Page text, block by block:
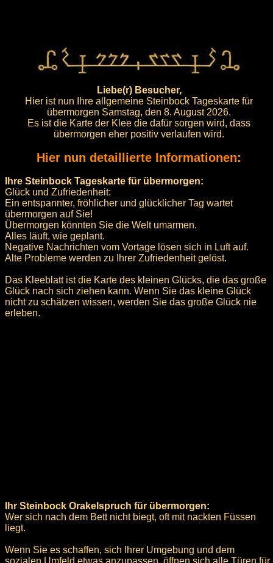
Liebe(r) Besucher,
Hier ist nun Ihre allgemeine Steinbock Tageskarte für
übermorgen Samstag, den 8. August 2026.
Es ist die Karte der Klee die dafür sorgen wird, dass
übermorgen eher positiv verlaufen wird.
Hier nun detaillierte Informationen:
Ihre Steinbock Tageskarte für übermorgen:
Glück und Zufriedenheit:
Ein entspannter, fröhlicher und glücklicher Tag wartet
übermorgen auf Sie!
Übermorgen könnten Sie die Welt umarmen.
Alles läuft, wie geplant.
Negative Nachrichten vom Vortage lösen sich in Luft auf.
Alte Probleme werden zu Ihrer Zufriedenheit gelöst.
Das Kleeblatt ist die Karte des kleinen Glücks, die das große
Glück nach sich ziehen kann. Wenn Sie das kleine Glück
nicht zu schätzen wissen, werden Sie das große Glück nie
erleben.
Ihr Steinbock Orakelspruch für übermorgen:
Wer sich nach dem Bett nicht biegt, oft mit nackten Füssen
liegt.
Wenn Sie es schaffen, sich Ihrer Umgebung und dem
sozialen Umfeld etwas anzupassen, öffnen sich alle Türen für